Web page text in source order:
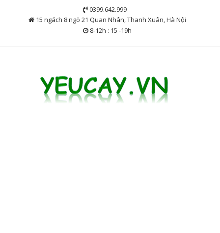
0399.642.999
15 ngách 8 ngõ 21 Quan Nhân, Thanh Xuân, Hà Nội
8-12h : 15 -19h